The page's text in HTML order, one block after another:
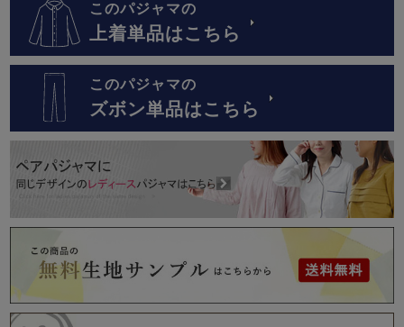
このパジャマの
上着単品はこちら
このパジャマの
ズボン単品はこちら